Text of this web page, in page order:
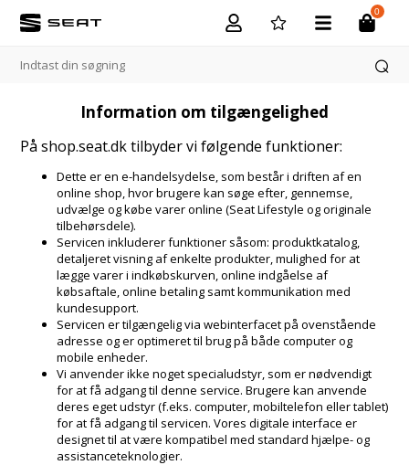
0
Information om tilgængelighed
På shop.seat.dk tilbyder vi følgende funktioner:
Dette er en e-handelsydelse, som består i driften af en
online shop, hvor brugere kan søge efter, gennemse,
udvælge og købe varer online (Seat Lifestyle og originale
tilbehørsdele).
Servicen inkluderer funktioner såsom: produktkatalog,
detaljeret visning af enkelte produkter, mulighed for at
lægge varer i indkøbskurven, online indgåelse af
købsaftale, online betaling samt kommunikation med
kundesupport.
Servicen er tilgængelig via webinterfacet på ovenstående
adresse og er optimeret til brug på både computer og
mobile enheder.
Vi anvender ikke noget specialudstyr, som er nødvendigt
for at få adgang til denne service. Brugere kan anvende
deres eget udstyr (f.eks. computer, mobiltelefon eller tablet)
for at få adgang til servicen. Vores digitale interface er
designet til at være kompatibel med standard hjælpe- og
assistanceteknologier.